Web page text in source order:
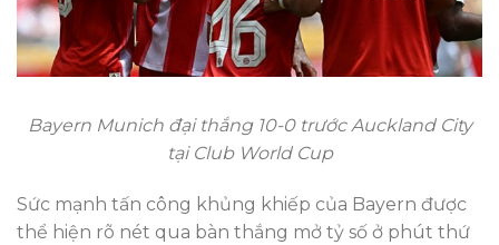
Bayern Munich đại thắng 10-0 trước Auckland City
tại Club World Cup
Sức mạnh tấn công khủng khiếp của Bayern được
thể hiện rõ nét qua bàn thắng mở tỷ số ở phút thứ